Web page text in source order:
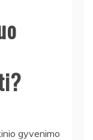
gyvenimo